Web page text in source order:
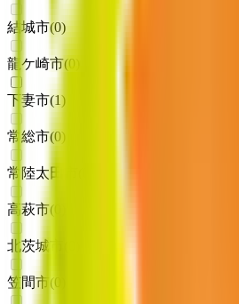
結城市(0)
龍ケ崎市(0
下妻市(1)
常総市(0)
常陸太田市
高萩市(
北茨城市
笠間市 (0